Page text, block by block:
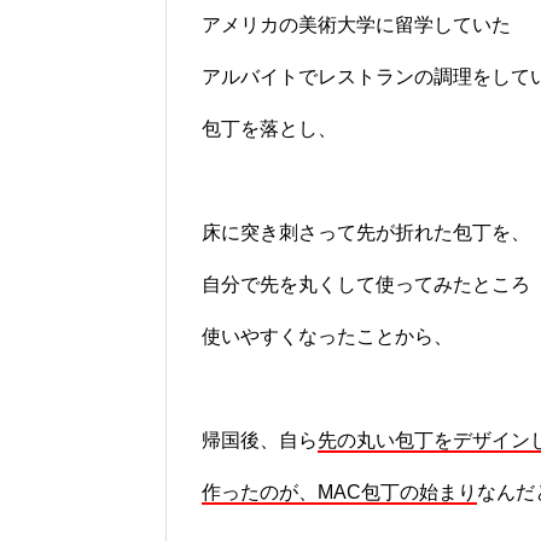
アメリカの美術大学に留学していた
アルバイトでレストランの調理をして
包丁を落とし、
床に突き刺さって先が折れた包丁を、
自分で先を丸くして使ってみたところ
使いやすくなったことから、
帰国後、自ら先の丸い包丁をデザイン
作ったのが、MAC包丁の始まり なんだ